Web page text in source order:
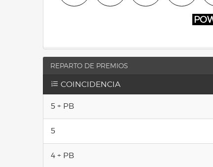
REPARTO DE PREMIOS
COINCIDENCIA
5 + PB
5
4 + PB